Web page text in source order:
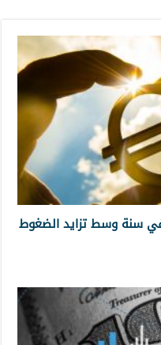
في سنة وسط تزايد الضغوط